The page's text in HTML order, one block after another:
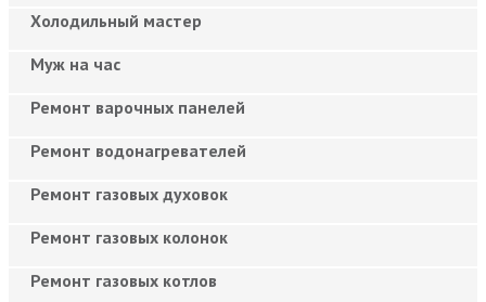
Холодильный мастер
Муж на час
Ремонт варочных панелей
Ремонт водонагревателей
Ремонт газовых духовок
Ремонт газовых колонок
Ремонт газовых котлов